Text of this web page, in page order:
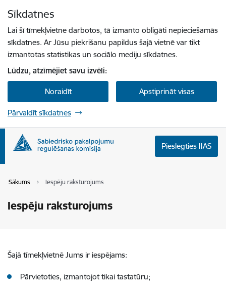
Sīkdatnes
Lai šī tīmekļvietne darbotos, tā izmanto obligāti nepieciešamās
sīkdatnes. Ar Jūsu piekrišanu papildus šajā vietnē var tikt
izmantotas statistikas un sociālo mediju sīkdatnes.
Lūdzu, atzīmējiet savu izvēli:
Noraidīt Apstiprināt visas
Pārvaldīt sīkdatnes
Pieslēgties IIAS
Sākums Iespēju raksturojums
Iespēju raksturojums
Šajā tīmekļvietnē Jums ir iespējams:
Pārvietoties, izmantojot tikai tastatūru;